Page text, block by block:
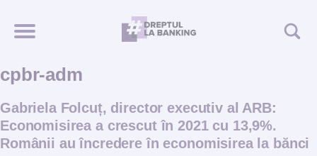
cpbr-adm
Gabriela Folcuț, director executiv al ARB:
Economisirea a crescut în 2021 cu 13,9%.
Românii au încredere în economisirea la bănci